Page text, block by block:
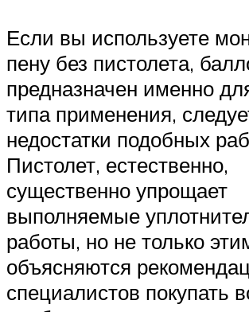
Если вы используете
пену без пистолета,
предназначен именно
типа применения,
недостатки подобных
Пистолет, естественно,
существенно упрощает
выполняемые
работы, но не только
объясняются
специалистов покупать